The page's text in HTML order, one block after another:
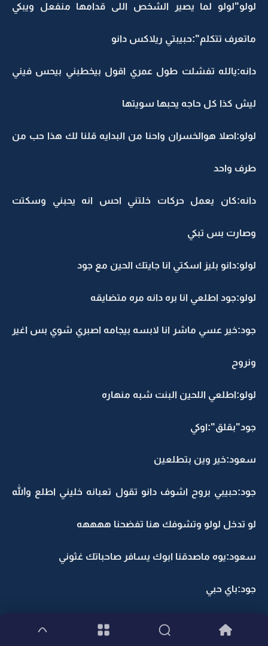
لولو"لولو لما يصير الشخص اللى قدامها منفعل ويبكي
ماتعرف تتكلم":حبيبتي ريلاكس دانو
دانه:يالله تفشلت طول عمري اقول بيخطبني بيحس فيني
ليش كذا كل حاجه يحبها سويتها
لولو:اصلا هوالخسران واحنا من البدايه قلنا لك هذا حب من
طرف واحد
دانه:كان يعمل حركات خلتني احس انه يحبني وسكتت
وصارت بس تبكي
لولو:دانو بليز اسكتي انا جايتك الحين مع جود
لولو:جود اطلعي انا بره دانه مره متضايقه
جود:خير عسي ماشر انا لابسه بيجامه اصبري شوي بس اغير
ونروح
لولو:اطلعي اللحين البنت شبه منهاره
جود"بقلق":اوكي
سعود:خير وين بتطلعين
جود:حبيبي بروح اشوف دانو تقول تعبانه خليني اطلع والله
لو تدخل لولو وتشوفك هنا تفضحنا ههههه
سعود:يوه ماصدقنا ابوك يسافر صاحباتك غثوني
جود:باي حبي